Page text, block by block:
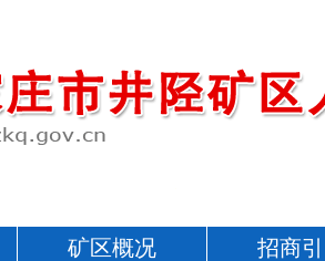
矿区概况 招商